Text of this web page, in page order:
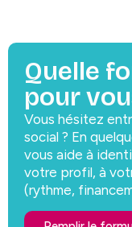
Quelle
pour
Vous hésitez
social ? En
vous aide à
votre profil, à
(rythme,